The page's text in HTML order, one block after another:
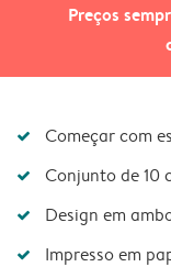
Preços
Começar com
Conjunto de 10
Design em
Impresso em